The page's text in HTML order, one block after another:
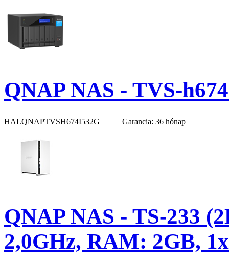
QNAP NAS - TVS-
HALQNAPTVSH674I532G Garancia: 36 hónap
QNAP NAS - TS-233
2,0GHz, RAM: 2GB,